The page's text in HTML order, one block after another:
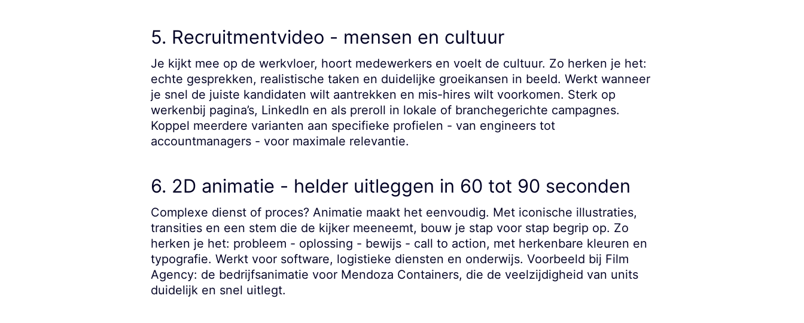
5. Recruitmentvideo - mensen en cultuur
Je kijkt mee op de werkvloer, hoort medewerkers en voelt de cultuur. Zo herken je het:
echte gesprekken, realistische taken en duidelijke groeikansen in beeld. Werkt wanneer
je snel de juiste kandidaten wilt aantrekken en mis-hires wilt voorkomen. Sterk op
werkenbij pagina’s, LinkedIn en als preroll in lokale of branchegerichte campagnes.
Koppel meerdere varianten aan specifieke profielen - van engineers tot
accountmanagers - voor maximale relevantie.
6. 2D animatie - helder uitleggen in 60 tot 90 seconden
Complexe dienst of proces? Animatie maakt het eenvoudig. Met iconische illustraties,
transities en een stem die de kijker meeneemt, bouw je stap voor stap begrip op. Zo
herken je het: probleem - oplossing - bewijs - call to action, met herkenbare kleuren en
typografie. Werkt voor software, logistieke diensten en onderwijs. Voorbeeld bij Film
Agency: de bedrijfsanimatie voor Mendoza Containers, die de veelzijdigheid van units
duidelijk en snel uitlegt.